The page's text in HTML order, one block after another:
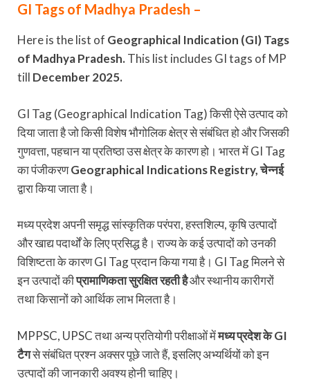
GI Tags of Madhya Pradesh –
Here is the list of Geographical Indication (GI) Tags
of Madhya Pradesh.This list includes GI tags of MP
till December 2025.
GI Tag (Geographical Indication Tag) किसी ऐसे उत्पाद को
दिया जाता है जो किसी विशेष भौगोलिक क्षेत्र से संबंधित हो और जिसकी
गुणवत्ता, पहचान या प्रतिष्ठा उस क्षेत्र के कारण हो। भारत में GI Tag
का पंजीकरणGeographical Indications Registry, चेन्नई
द्वारा किया जाता है।
मध्य प्रदेश अपनी समृद्ध सांस्कृतिक परंपरा, हस्तशिल्प, कृषि उत्पादों
और खाद्य पदार्थों के लिए प्रसिद्ध है। राज्य के कई उत्पादों को उनकी
विशिष्टता के कारण GI Tag प्रदान किया गया है। GI Tag मिलने से
इन उत्पादों कीप्रामाणिकता सुरक्षित रहती हैऔर स्थानीय कारीगरों
तथा किसानों को आर्थिक लाभ मिलता है।
MPPSC, UPSC तथा अन्य प्रतियोगी परीक्षाओं मेंमध्य प्रदेश के GI
टैगसे संबंधित प्रश्न अक्सर पूछे जाते हैं, इसलिए अभ्यर्थियों को इन
उत्पादों की जानकारी अवश्य होनी चाहिए।